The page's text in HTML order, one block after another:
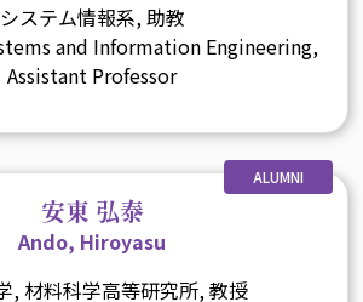
システム情報系, 助教
and Information Engineering,
Assistant Professor
ALUMNI
安東 弘泰
Ando, Hiroyasu
, 材料科学高等研究所, 教授